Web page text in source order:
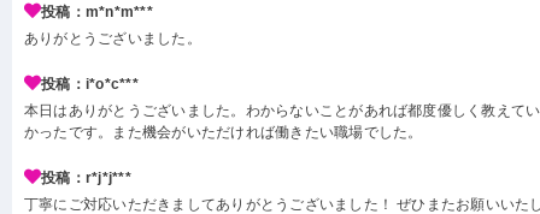
投稿：m*n*m***
ありがとうございました。
投稿：i*o*c***
本日はありがとうございました。わからないことがあれば都度優しく教えて
かったです。また機会がいただければ働きたい職場でした。
投稿：r*j*j***
丁寧にご対応いただきましてありがとうございました！ ぜひまたお願いいた